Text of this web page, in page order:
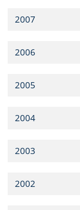
2007
2006
2005
2004
2003
2002